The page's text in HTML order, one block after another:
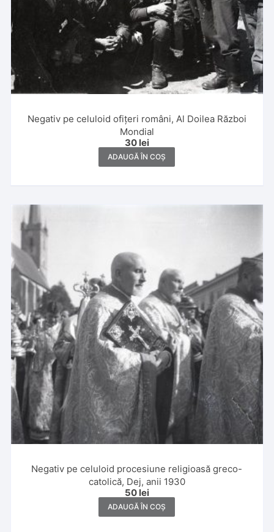
Negativ pe celuloid ofițeri români, Al Doilea Război
Mondial
30 lei
ADAUGĂ ÎN COȘ
Negativ pe celuloid procesiune religioasă greco-
catolică, Dej, anii 1930
50 lei
ADAUGĂ ÎN COȘ